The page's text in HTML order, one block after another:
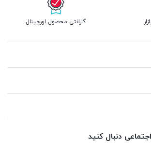
گارانتی محصول اورجینال
دنبال کنید